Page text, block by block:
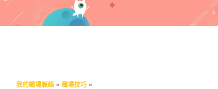
我的職場脈絡 » 職場技巧 »